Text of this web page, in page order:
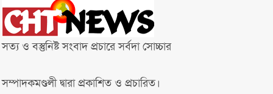
সত্য ও বস্তুনিষ্ট সংবাদ প্রচারে সর্বদা সোচ্চার
সম্পাদকমণ্ডলী দ্বারা প্রকাশিত ও প্রচারিত।